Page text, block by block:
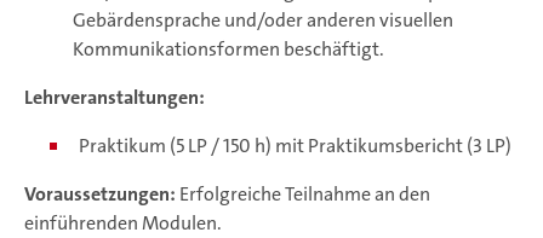
Gebärdensprache und/oder anderen visuellen
Kommunikationsformen beschäftigt.
Lehrveranstaltungen:
Praktikum (5 LP / 150 h) mit Praktikumsbericht (3 LP)
Voraussetzungen: Erfolgreiche Teilnahme an den
einführenden Modulen.